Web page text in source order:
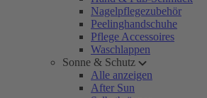
Nagelpflegezubehör
Peelinghandschuhe
Pflege Accessoires
Waschlappen
Sonne & Schutz
Alle anzeigen
After Sun